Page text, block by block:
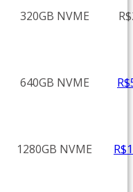
320GB NVME
640GB NVME
1280GB NVME